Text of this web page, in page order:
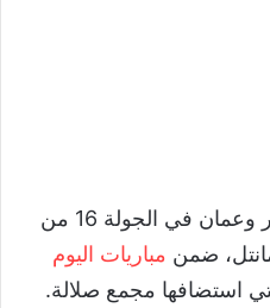
تعرف على نتيجة مباراة ظفار وعمان في الجولة 16 من
ضمن مباريات اليوم